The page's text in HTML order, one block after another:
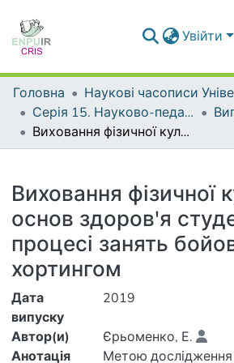
Увійти
Головна
Серія 15. Науково-педагогічні проблеми фізичної культури (фізична культура і спорт)
Виховання фізичної культури та основ здоров'я студентів у процесі занять бойовим хортингом
Виховання фізичної
основ здоров'я
процесі занять
хортингом
Дата
випуску
2019
Автор(и)
Єрьоменко, Е.
Анотація
Метою дослідження